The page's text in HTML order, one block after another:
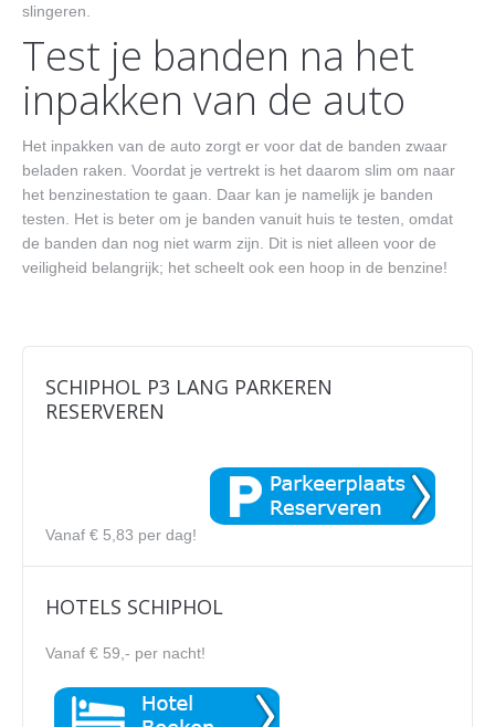
slingeren.
Test je banden na het
inpakken van de auto
Het inpakken van de auto zorgt er voor dat de banden zwaar
beladen raken. Voordat je vertrekt is het daarom slim om naar
het benzinestation te gaan. Daar kan je namelijk je banden
testen. Het is beter om je banden vanuit huis te testen, omdat
de banden dan nog niet warm zijn. Dit is niet alleen voor de
veiligheid belangrijk; het scheelt ook een hoop in de benzine!
SCHIPHOL P3 LANG PARKEREN
RESERVEREN
Vanaf € 5,83 per dag!
HOTELS SCHIPHOL
Vanaf € 59,- per nacht!